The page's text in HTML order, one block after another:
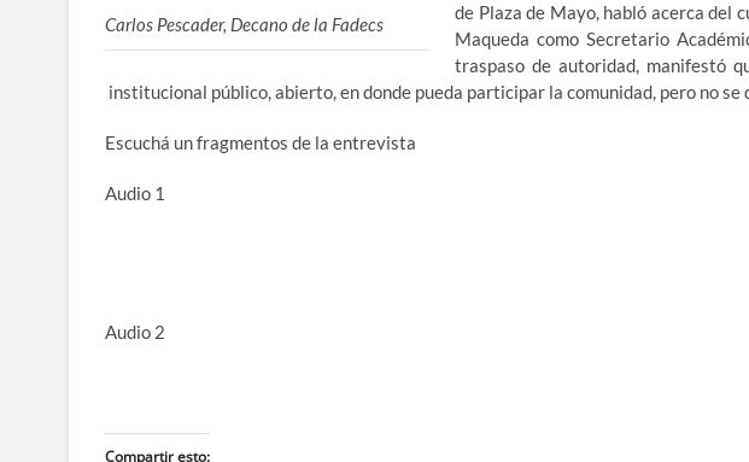
Carlos Pescader, Decano de la Fadecs
de Plaza de Mayo, habló acerca del
Maqueda como Secretario
traspaso de autoridad, manifestó
institucional público, abierto, en donde pueda participar la comunidad, pero no se
Escuchá un fragmentos de la entrevista
Audio 1
Audio 2
Compartir esto: